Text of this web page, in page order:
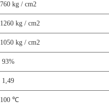
760 kg / cm2
1260 kg / cm2
1050 kg / cm2
93%
1,49
100 ℃